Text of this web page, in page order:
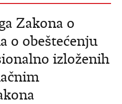
Zakona o
o obeštećenju
izloženih